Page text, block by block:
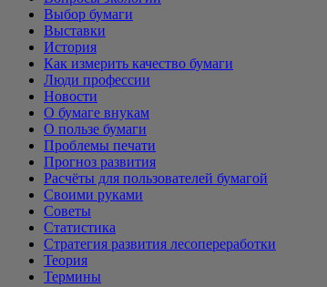
Выбор бумаги
Выставки
История
Как измерить качество бумаги
Люди профессии
Новости
О бумаге внукам
О пользе бумаги
Проблемы печати
Прогноз развития
Расчёты для пользователей бумагой
Своими руками
Советы
Статистика
Стратегия развития лесопереработки
Теория
Термины